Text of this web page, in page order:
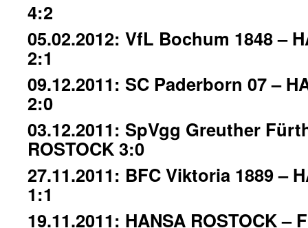
4:2
05.02.2012: VfL Bochum 1848 –
2:1
09.12.2011: SC Paderborn 07 –
2:0
03.12.2011: SpVgg Greuther
ROSTOCK 3:0
27.11.2011: BFC Viktoria 1889 –
1:1
19.11.2011: HANSA ROSTOCK –